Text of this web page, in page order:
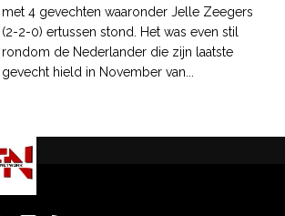
met 4 gevechten waaronder Jelle Zeegers
(2-2-0) ertussen stond. Het was even stil
rondom de Nederlander die zijn laatste
gevecht hield in November van...